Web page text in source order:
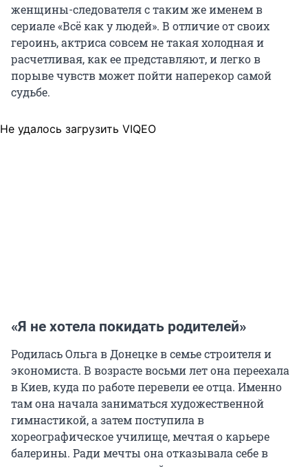
женщины-следователяс таким же именем в
сериале «Всё как у людей». В отличие от своих
героинь, актриса совсем не такая холодная и
расчетливая, как ее представляют, и легко в
порыве чувств может пойти наперекор самой
судьбе.
Не удалось загрузить VIQEO
«Я не хотела покидать родителей»
Родилась Ольга в Донецке в семье строителя и
экономиста. В возрасте восьми лет она переехала
в Киев, куда по работе перевели ее отца. Именно
там она начала заниматься художественной
гимнастикой, а затем поступила в
хореографическое училище, мечтая о карьере
балерины. Ради мечты она отказывала себе в